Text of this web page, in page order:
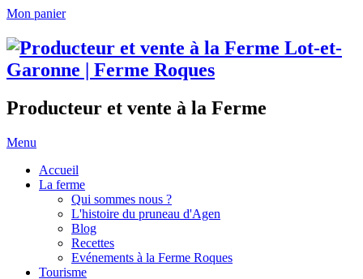
Mon panier
Producteur et vente à la Ferme
Menu
Accueil
La ferme
Qui sommes nous ?
L'histoire du pruneau d'Agen
Blog
Recettes
Evénements à la Ferme Roques
Tourisme